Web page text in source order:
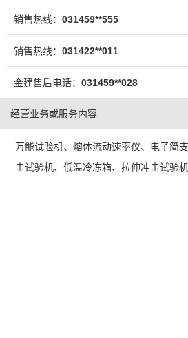
销售热线： 031459**555
销售热线： 031422**011
金建售后电话： 031459**028
经营业务或服务内容
万能试验机、熔体流动速率仪、电子简
击试验机、低温冷冻箱、拉伸冲击试验机